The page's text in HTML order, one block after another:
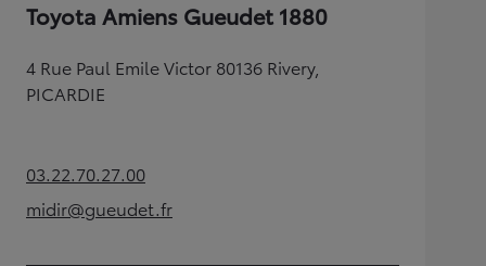
Toyota Amiens Gueudet 1880
4 Rue Paul Emile Victor 80136 Rivery,
PICARDIE
03.22.70.27.00(Opens in new tab)
midir@gueudet.fr(Opens in new tab)